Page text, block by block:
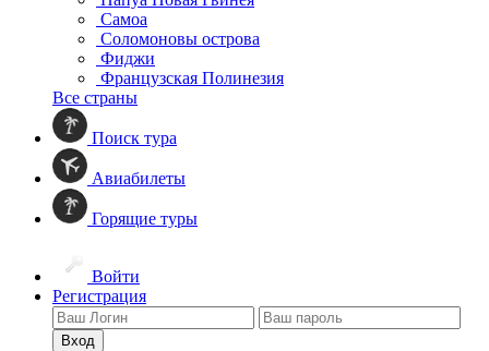
Самоа
Соломоновы острова
Фиджи
Французская Полинезия
Все страны
Поиск тура
Авиабилеты
Горящие туры
Войти
Регистрация
Вход